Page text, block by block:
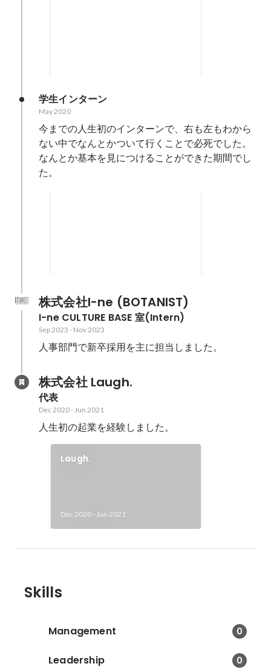
学生インターン
May 2020
今までの人生初のインターンで、右も左もわから
ない中でなんとかついて行くことで必死でした。
なんとか基本を見につけることができた期間でし
た。
株式会社I-ne (BOTANIST)
I-ne CULTURE BASE 室(Intern)
Sep 2023 - Nov 2023
人事部門で新卒採用を主に担当しました。
株式会社 Laugh.
代表
Dec 2020- Jun 2021
人生初の起業を経験しました。
Laugh.
Dec 2020 - Jun 2021
Skills
Management 0
Leadership 0